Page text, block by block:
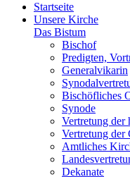
Startseite
Unsere Kirche
Das Bistum
Bischof
Predigten,
Generalvikarin
Bischöfliches
Synode
Vertretung der
Vertretung der
Amtliches
Dekanate